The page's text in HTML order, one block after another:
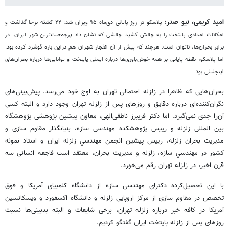
امید کریمی، نیو صدر:
پلاسکو در روز پایانی دی‌ماه ۹۵ ویران شد؛ ۲۲ کشته برجا گذاشت و
امکانات امدادی پایتخت را به چالش کشید. چالشی که نشان داد پرجمعیت‌ترین شهر ایران، در
برابر بحران‌ها، ناتوان است. هرچند که پیش از آن انفجار شهران هم دراین باره گوشزد کرده بود.
اما پلاسکو، نقطه پایانی بر همه خوش‌باوری‌ها درباره ایمنی پایتخت و توانایی‌ها درباره بحران‌های
اینچنینی بود.
بحران‌هایی که ظاهرا در زلزله احتمالی تهران به اوج خود می‌رسد. پیش‌بینی‌های
نگران‌کننده‌ای درباره دقایق و روزهای پس از زلزله تهران وجود دارد و البته کسی
آن‌را جدی نمی‌گیرد. اما دکتر فریبرز ناطقی‌الهی، معاون پیشین پژوهشی پژوهشگاه
بین المللی زلزله و رییس پژوهشکده مهندسی سازه، بنيانگذار مقاوم سازی و
مديريت بحران زلزله، رییس پيشين انجمن مهندسي زلزله ايران و استاد نمونه
كشور در مهندسي سازه، زلزله و مديريت بحران، معتقد است فاجعه انسانی سه
قرن اخیر، در زلزله تهران رقم می‌خورد.
با اینتحصیل‌کردهدکترای مهندسی سازه از دانشگاه کلمبیای آمریکا و فوق
تخصص در مقاوم سازی از مرکز اروپایی زلزله و دانشگاه اکسفورد و ویسکانسین
آمریکا در کافه خبر درباره زلزله تهران، برخی شایعات و البته بدبینی‌ها نسبت
روزهای پس از زلزله پایتخت ایران گفتگو کردیم.